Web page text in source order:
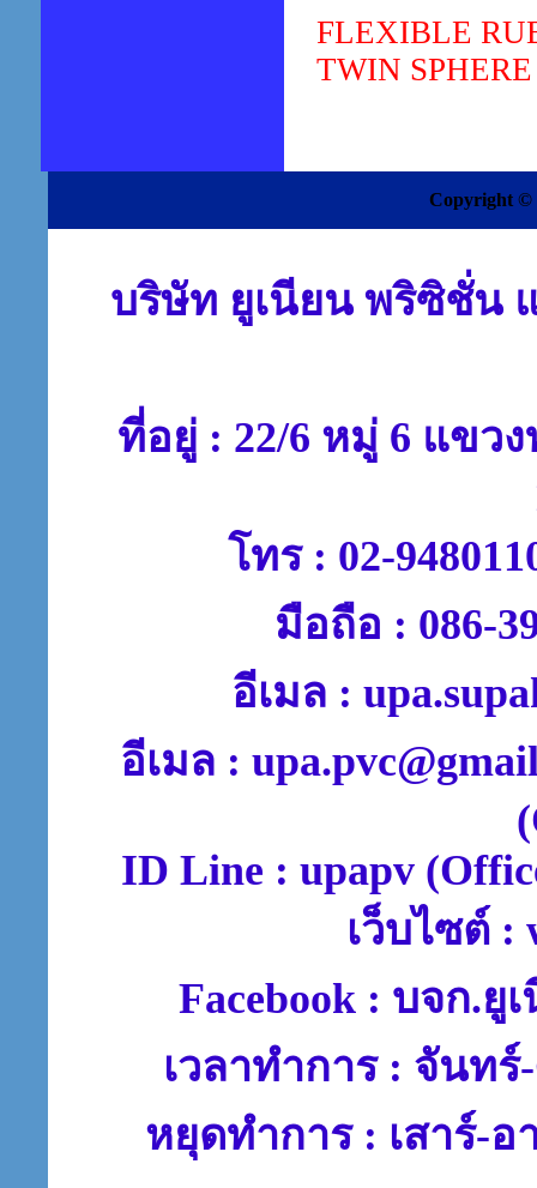
FLEXIBLE
TWIN
Copyright ©
บริษัท ยูเนียน พริซิชั่น
ที่อยู่ : 22/6 หมู่ 6 แขว
โทร : 02-
มือถือ : 086-
อีเมล :
อีเมล :
ID Line : upapv
เว็บไซต์ :
Facebook : บจก.
เวลาทำการ : จันทร์
หยุดทำการ : เสาร์-